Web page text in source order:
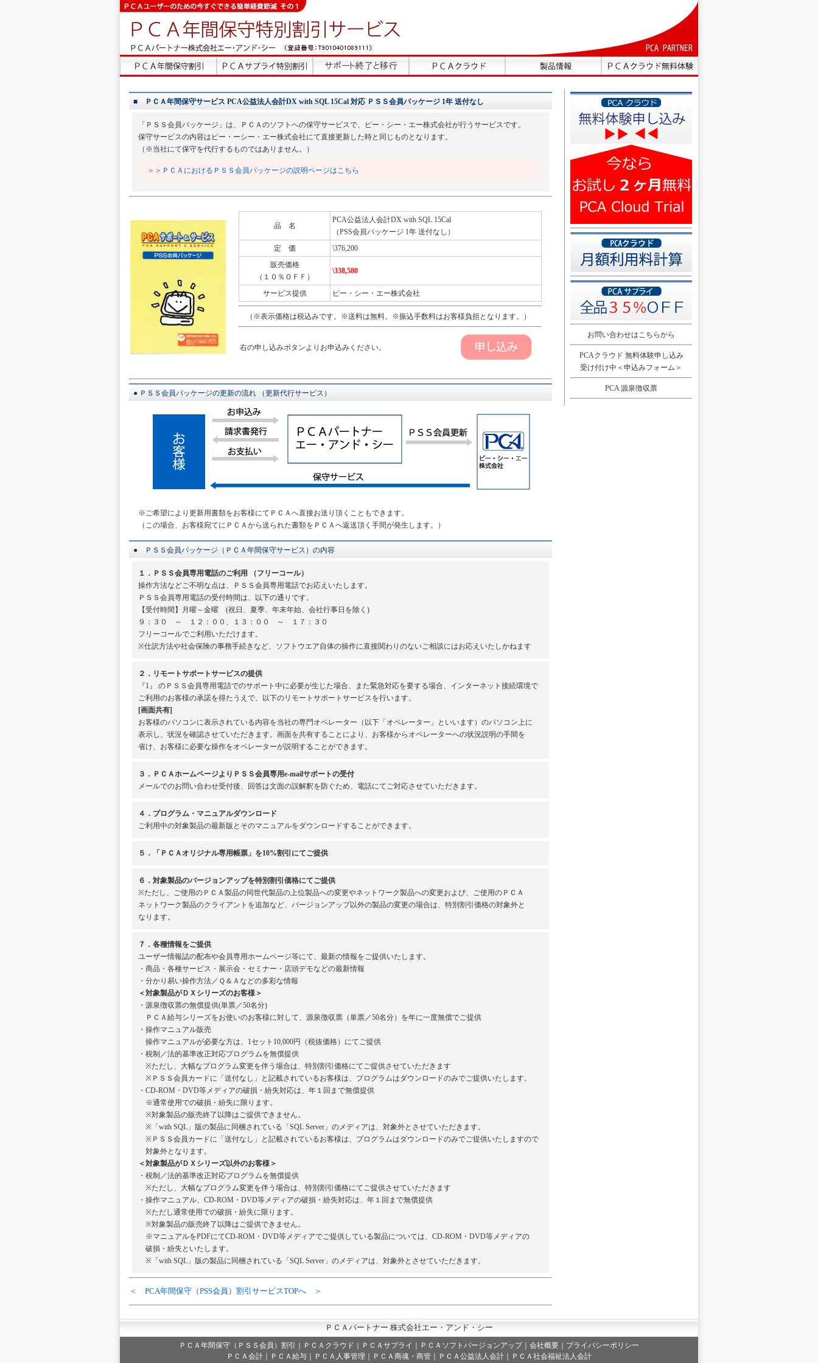
お問い合わせはこちらから
PCAクラウド 無料体験申し込み
受け付け中＜申込みフォーム＞
PCA 源泉徴収票
■ ＰＣＡ年間保守サービス PCA公益法人会計DX with SQL 15Cal 対応 ＰＳＳ会員パッケージ 1年 送付なし
「ＰＳＳ会員パッケージ」は、ＰＣＡのソフトへの保守サービスで、ピー・シー・エー株式会社が行うサービスです。
保守サービスの内容はピー・ーシー・エー株式会社にて直接更新した時と同じものとなります。
（※当社にて保守を代行するものではありません。）
＞＞ＰＣＡにおけるＰＳＳ会員パッケージの説明ページはこちら
品 名
PCA公益法人会計DX with SQL 15Cal
（PSS会員パッケージ 1年 送付なし）
定 価
\376,200
販売価格
（１０％ＯＦＦ）
\338,580
サービス提供 ピー・シー・エー株式会社
（※表示価格は税込みです。※送料は無料。※振込手数料はお客様負担となります。）
右の申し込みボタンよりお申込みください。
● ＰＳＳ会員パッケージの更新の流れ （更新代行サービス）
※ご希望により更新用書類をお客様にてＰＣＡへ直接お送り頂くこともできます。
（この場合、お客様宛てにＰＣＡから送られた書類をＰＣＡへ返送頂く手間が発生します。）
● ＰＳＳ会員パッケージ（ＰＣＡ年間保守サービス）の内容
１．ＰＳＳ会員専用電話のご利用 （フリーコール）
操作方法などご不明な点は、ＰＳＳ会員専用電話でお応えいたします。
ＰＳＳ会員専用電話の受付時間は、以下の通りです。
【受付時間】月曜～金曜 (祝日、夏季、年末年始、会社行事日を除く)
９：３０ ～ １２：００、１３：００ ～ １７：３０
フリーコールでご利用いただけます。
※仕訳方法や社会保険の事務手続きなど、ソフトウエア自体の操作に直接関わりのないご相談にはお応えいたしかねます
２．リモートサポートサービスの提供
『1』 のＰＳＳ会員専用電話でのサポート中に必要が生じた場合、また緊急対応を要する場合、インターネット接続環境で
ご利用のお客様の承諾を得たうえで、以下のリモートサポートサービスを行います。
[画面共有]
お客様のパソコンに表示されている内容を当社の専門オペレーター（以下「オペレーター」といいます）のパソコン上に
表示し、状況を確認させていただきます。画面を共有することにより、お客様からオペレーターへの状況説明の手間を
省け、お客様に必要な操作をオペレーターが説明することができます。
３．ＰＣＡホームページよりＰＳＳ会員専用e-mailサポートの受付
メールでのお問い合わせ受付後、回答は文面の誤解釈を防ぐため、電話にてご対応させていただきます。
４．プログラム・マニュアルダウンロード
ご利用中の対象製品の最新版とそのマニュアルをダウンロードすることができます。
５．「ＰＣＡオリジナル専用帳票」を10%割引にてご提供
６．対象製品のバージョンアップを特別割引価格にてご提供
※ただし、ご使用のＰＣＡ製品の同世代製品の上位製品への変更やネットワーク製品への変更および、ご使用のＰＣＡ
ネットワーク製品のクライアントを追加など、バージョンアップ以外の製品の変更の場合は、特別割引価格の対象外と
なります。
７．各種情報をご提供
ユーザー情報誌の配布や会員専用ホームページ等にて、最新の情報をご提供いたします。
・商品・各種サービス・展示会・セミナー・店頭デモなどの最新情報
・分かり易い操作方法／Ｑ＆Ａなどの多彩な情報
＜対象製品がＤＸシリーズのお客様＞
・源泉徴収票の無償提供(単票／50名分)
ＰＣＡ給与シリーズをお使いのお客様に対して、源泉徴収票（単票／50名分）を年に一度無償でご提供
・操作マニュアル販売
操作マニュアルが必要な方は、1セット10,000円（税抜価格）にてご提供
・税制／法的基準改正対応プログラムを無償提供
※ただし、大幅なプログラム変更を伴う場合は、特別割引価格にてご提供させていただきます
※ＰＳＳ会員カードに「送付なし」と記載されているお客様は、プログラムはダウンロードのみでご提供いたします。
・CD-ROM・DVD等メディアの破損・紛失対応は、年１回まで無償提供
※通常使用での破損・紛失に限ります。
※対象製品の販売終了以降はご提供できません。
※「with SQL」版の製品に同梱されている「SQL Server」のメディアは、対象外とさせていただきます。
※ＰＳＳ会員カードに「送付なし」と記載されているお客様は、プログラムはダウンロードのみでご提供いたしますので
対象外となります。
＜対象製品がＤＸシリーズ以外のお客様＞
・税制／法的基準改正対応プログラムを無償提供
※ただし、大幅なプログラム変更を伴う場合は、特別割引価格にてご提供させていただきます
・操作マニュアル、CD-ROM・DVD等メディアの破損・紛失対応は、年１回まで無償提供
※ただし通常使用での破損・紛失に限ります。
※対象製品の販売終了以降はご提供できません。
※マニュアルをPDFにてCD-ROM・DVD等メディアでご提供している製品については、CD-ROM・DVD等メディアの
破損・紛失といたします。
※「with SQL」版の製品に同梱されている「SQL Server」のメディアは、対象外とさせていただきます。
＜ PCA年間保守（PSS会員）割引サービスTOPへ ＞
ＰＣＡパートナー 株式会社エー・アンド・シー
ＰＣＡ年間保守（ＰＳＳ会員）割引 ＰＣＡクラウド ＰＣＡサプライ ＰＣＡソフトバージョンアップ｜ 会社概要
プライバシーポリシー
ＰＣＡ会計｜ＰＣＡ給与｜ＰＣＡ人事管理｜ＰＣＡ商魂・商管｜ＰＣＡ公益法人会計｜ＰＣＡ社会福祉法人会計